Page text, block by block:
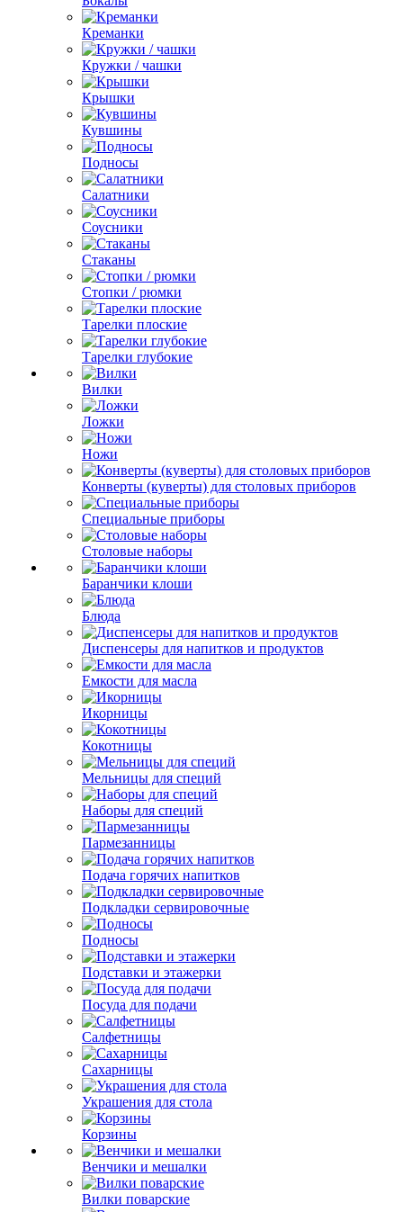
Креманки
Кружки / чашки
Крышки
Кувшины
Подносы
Салатники
Соусники
Стаканы
Стопки / рюмки
Тарелки плоские
Тарелки глубокие
Вилки
Ложки
Ножи
Конверты (куверты) для столовых приборов
Специальные приборы
Столовые наборы
Баранчики клоши
Блюда
Диспенсеры для напитков и продуктов
Емкости для масла
Икорницы
Кокотницы
Мельницы для специй
Наборы для специй
Пармезанницы
Подача горячих напитков
Подкладки сервировочные
Подносы
Подставки и этажерки
Посуда для подачи
Салфетницы
Сахарницы
Украшения для стола
Корзины
Венчики и мешалки
Вилки поварские